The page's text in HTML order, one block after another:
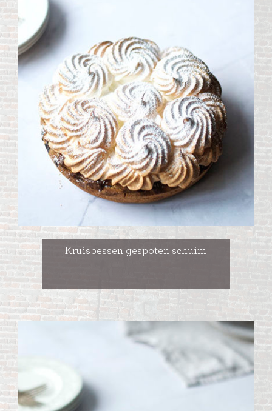
Kruisbessen gespoten schuim